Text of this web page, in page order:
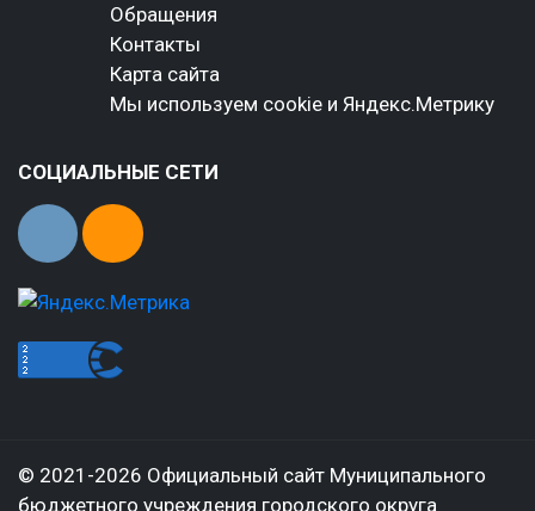
Обращения
Контакты
Карта сайта
Мы используем cookie и Яндекс.Метрику
СОЦИАЛЬНЫЕ СЕТИ
© 2021-2026 Официальный сайт Муниципального
бюджетного учреждения городского округа